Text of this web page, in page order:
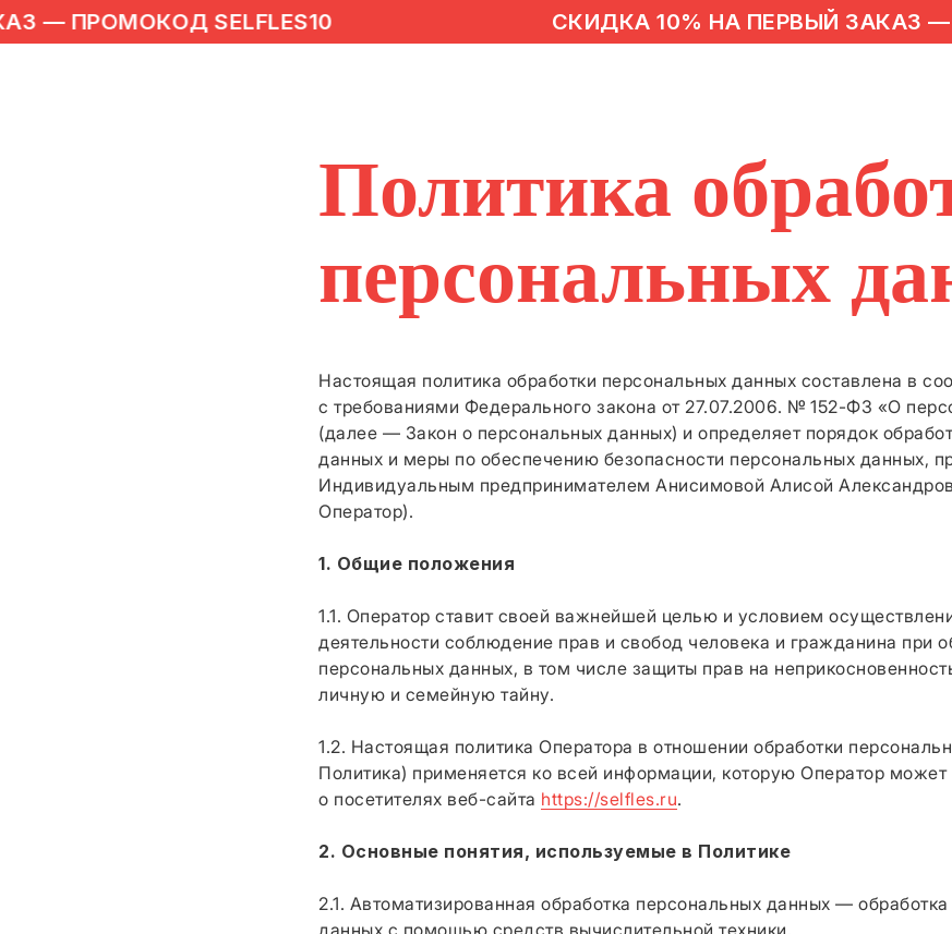
ПРОМОКОД SELFLES10 СКИДКА 10% НА ПЕРВЫЙ ЗАКАЗ —
Политика
персональных
Настоящая политика обработки персональных данных составлена в
с требованиями Федерального закона от 27.07.2006. № 152-ФЗ «О
(далее — Закон о персональных данных) и определяет порядок
данных и меры по обеспечению безопасности персональных данных,
Индивидуальным предпринимателем Анисимовой Алисой
Оператор).
1. Общие положения
1.1. Оператор ставит своей важнейшей целью и условием
деятельности соблюдение прав и свобод человека и гражданина при
персональных данных, в том числе защиты прав на
личную и семейную тайну.
1.2. Настоящая политика Оператора в отношении обработки
Политика) применяется ко всей информации, которую Оператор может
о посетителях веб-сайта https://selfles.ru.
2. Основные понятия, используемые в Политике
2.1. Автоматизированная обработка персональных данных —
данных с помощью средств вычислительной техники.